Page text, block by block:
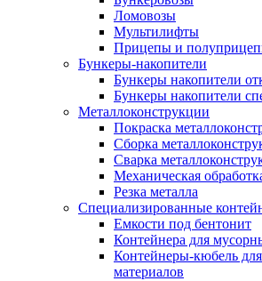
Ломовозы
Мультилифты
Прицепы и
Бункеры-накопители
Бункеры накопители
Бункеры накопители
Металлоконструкции
Покраска
Сборка
Сварка
Механическая
Резка металла
Специализированные
Емкости под бентонит
Контейнера для
Контейнеры-кюбель
материалов